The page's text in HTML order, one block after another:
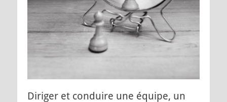
Diriger et conduire une équipe, un